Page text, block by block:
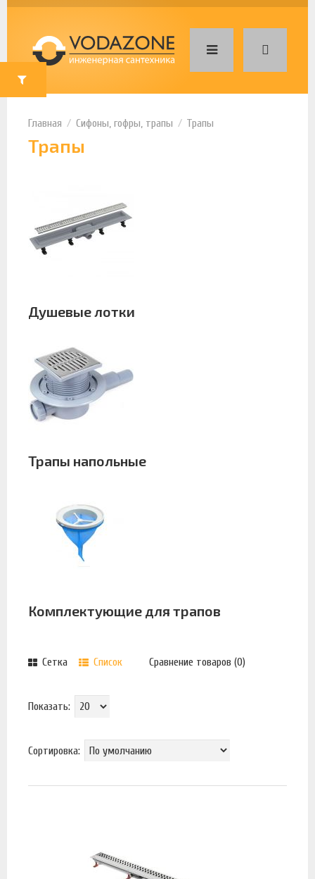
Сифоны, гофры, трапы Трапы
Трапы
Душевые лотки
Трапы напольные
Комплектующие для трапов
Сетка Список Сравнение товаров (0)
Показать:
Сортировка: